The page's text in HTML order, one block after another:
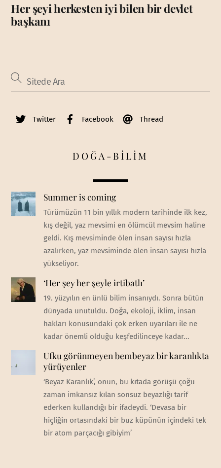
Her şeyi herkesten iyi bilen bir devlet
başkanı
Twitter Facebook Thread
DOĞA-BİLİM
Summer is coming
Türümüzün 11 bin yıllık modern tarihinde ilk kez,
kış değil, yaz mevsimi en ölümcül mevsim haline
geldi. Kış mevsiminde ölen insan sayısı hızla
azalırken, yaz mevsiminde ölen insan sayısı hızla
yükseliyor.
‘Her şey her şeyle irtibatlı’
19. yüzyılın en ünlü bilim insanıydı. Sonra bütün
dünyada unutuldu. Doğa, ekoloji, iklim, insan
hakları konusundaki çok erken uyarıları ile ne
kadar önemli olduğu keşfedilinceye kadar...
Ufku görünmeyen bembeyaz bir karanlıkta
yürüyenler
‘Beyaz Karanlık’, onun, bu kıtada görüşü çoğu
zaman imkansız kılan sonsuz beyazlığı tarif
ederken kullandığı bir ifadeydi. ‘Devasa bir
hiçliğin ortasındaki bir buz küpünün içindeki tek
bir atom parçacığı gibiyim’